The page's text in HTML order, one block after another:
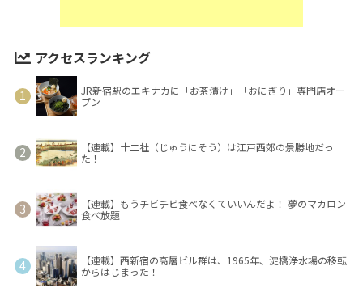
アクセスランキング
JR新宿駅のエキナカに「お茶漬け」「おにぎり」専門店オー
プン
【連載】十二社（じゅうにそう）は江戸西郊の景勝地だっ
た！
【連載】もうチビチビ食べなくていいんだよ！ 夢のマカロン
食べ放題
【連載】西新宿の高層ビル群は、1965年、淀橋浄水場の移転
からはじまった！